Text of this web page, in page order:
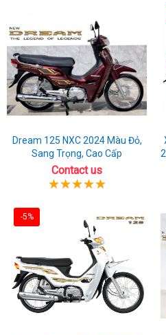
Dream 125 NXC 2024 Màu Đỏ,
Sang Trọng, Cao Cấp
Contact us
-5%